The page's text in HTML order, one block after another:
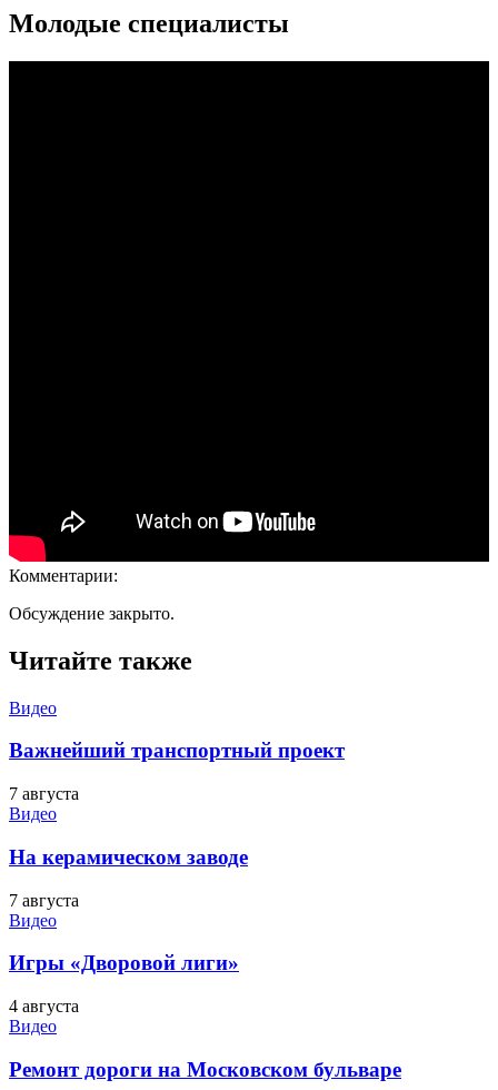
Mолодые специалисты
Комментарии:
Обсуждение закрыто.
Читайте также
Видео
Важнейший транспортный проект
7 августа
Видео
На керамическом заводе
7 августа
Видео
Игры «Дворовой лиги»
4 августа
Видео
Ремонт дороги на Московском бульваре